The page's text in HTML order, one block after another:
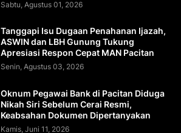
Sabtu, Agustus 01, 2026
Tanggapi Isu Dugaan Penahanan Ijazah,
ASWIN dan LBH Gunung Tukung
Apresiasi Respon Cepat MAN Pacitan
Senin, Agustus 03, 2026
Oknum Pegawai Bank di Pacitan Diduga
Nikah Siri Sebelum Cerai Resmi,
Keabsahan Dokumen Dipertanyakan
Kamis, Juni 11, 2026